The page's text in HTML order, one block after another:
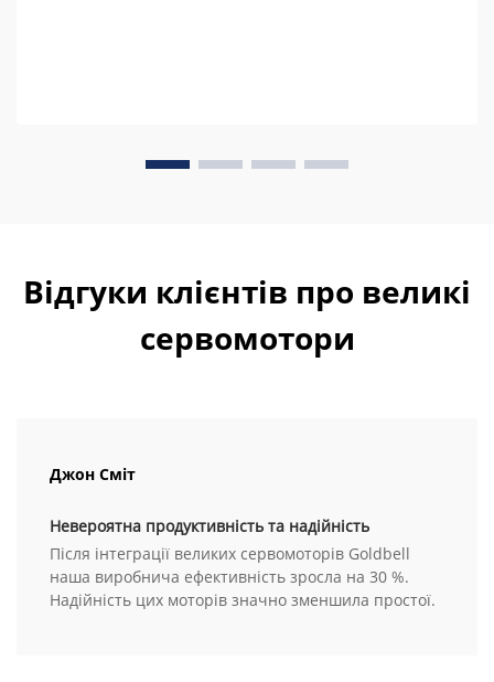
Відгуки клієнтів про великі
сервомотори
Джон Сміт
Невероятна продуктивність та надійність
Після інтеграції великих сервомоторів Goldbell
наша виробнича ефективність зросла на 30 %.
Надійність цих моторів значно зменшила простої.